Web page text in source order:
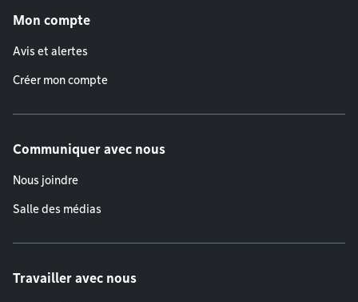
Mon compte
Avis et alertes
Créer mon compte
Communiquer avec nous
Nous joindre
Salle des médias
Travailler avec nous